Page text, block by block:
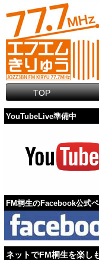
TOP
YouTubeLive準備中
FM桐生のFacebook公式
ネットでFM桐生を楽し